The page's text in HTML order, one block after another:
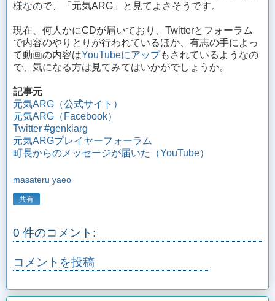
様なので、「元気ARG」と見てよさそうです。
現在、何人かにCDが届いており、Twitterとフォーラム
で内容のやりとりが行われているほか、有志の手によっ
て動画の内容はYouTubeにアップもされているようなの
で、気になる方は見てみてはいかがでしょうか。
記事元
元気ARG（公式サイト）
元気ARG（Facebook）
Twitter #genkiarg
元気ARGプレイヤーフォーラム
町長からのメッセージが届いた（YouTube）
masateru yaeo
共有
0 件のコメント:
コメントを投稿